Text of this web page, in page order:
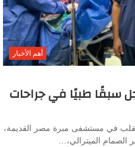
أهم الأخبار
سبقًا طبيًا في جراحات
في مستشفى مبرة مصر القديمة،
الصمام الميترالي،…